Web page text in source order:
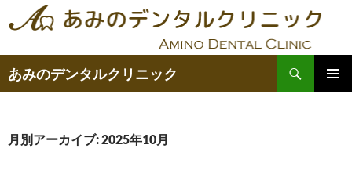
ン
ツ
キ
あみのデンタルクリニック
索
月別アーカイブ: 2025年10月